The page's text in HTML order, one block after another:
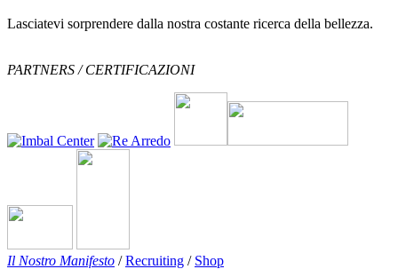
Lasciatevi sorprendere dalla nostra costante ricerca della bellezza.
PARTNERS / CERTIFICAZIONI
Il Nostro Manifesto /Recruiting / Shop